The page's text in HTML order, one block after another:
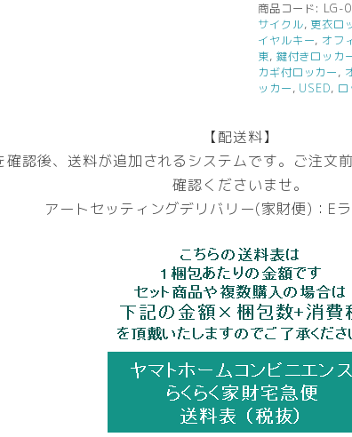
商品コード: LG-
サイクル, 更衣ロ
イヤルキー, オフ
東, 鍵付きロッカ
カギ付ロッカー,
ッカー, USED, ロ
【配送料】
認後、送料が追加されるシステムです。ご注文
確認くださいませ。
アートセッティングデリバリー(家財便)：E